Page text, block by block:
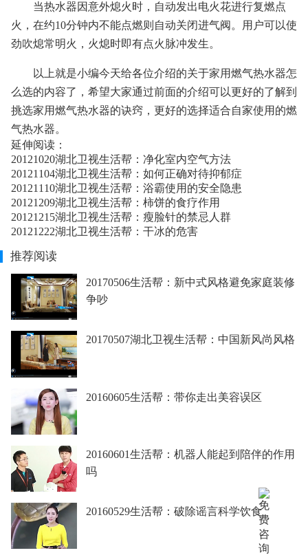
当热水器因意外熄火时，自动发出电火花进行复燃点
火，在约10分钟内不能点燃则自动关闭进气阀。用户可以使
劲吹熄常明火，火熄时即有点火脉冲发生。
以上就是小编今天给各位介绍的关于家用燃气热水器怎
么选的内容了，希望大家通过前面的介绍可以更好的了解到
挑选家用燃气热水器的诀窍，更好的选择适合自家使用的燃
气热水器。
延伸阅读：
20121020湖北卫视生活帮：净化室内空气方法
20121104湖北卫视生活帮：如何正确对待抑郁症
20121110湖北卫视生活帮：浴霸使用的安全隐患
20121209湖北卫视生活帮：柿饼的食疗作用
20121215湖北卫视生活帮：瘦脸针的禁忌人群
20121222湖北卫视生活帮：干冰的危害
推荐阅读
20170506生活帮：新中式风格避免家庭装修
争吵
20170507湖北卫视生活帮：中国新风尚风格
20160605生活帮：带你走出美容误区
20160601生活帮：机器人能起到陪伴的作用
吗
20160529生活帮：破除谣言科学饮食